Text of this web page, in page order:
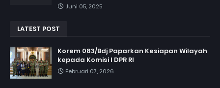
Juni 05, 2025
LATEST POST
Korem 083/Bdj Paparkan Kesiapan Wilayah
kepada Komisi I DPR RI
Februari 07, 2026